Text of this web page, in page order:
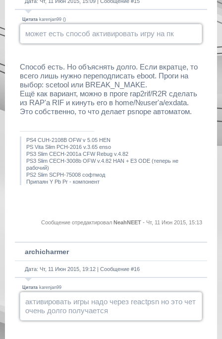
Цитата karenjan99 ()
может есть способ активировать игру на пк
Способ есть. Но объяснять долго. Если вкратце, то
всего лишь нужно переподписать eboot. Проги на
выбор: scetool или BREAK_N_MAKE.
Ещё как вариант, можно в проге rap2rif/R2R сделать
из RAP'а RIF и кинуть его в home/№user'а/exdata.
Это собственно, то что делает psnope автоматом.
PS4 CUH-2108B OFW v 5.05 HEN
PS Vita Slim PCH-2016 v.3.65 enso
PS3 Slim CECH-2001a CFW Rebug v.4.82
PS3 Slim CECH-3008b OFW v.4.82 HAN + E3 ODE (теперь не
рабочий)
PS2 Slim SCPH-75008 софтмод
Припаян Y Pb Pr - компонент
Сообщение отредактировал NeahNEET - Чт, 11 Июн 2015, 15:13
archicharmer
Дата: Чт, 11 Июн 2015, 19:12 | Сообщение #16
Цитата karenjan99
активировать игры надо через reactpsn но это чет
очень долго получается